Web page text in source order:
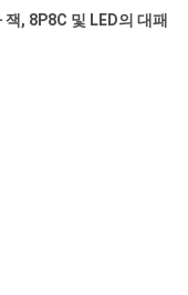
, 8P8C 및 LED의 대패